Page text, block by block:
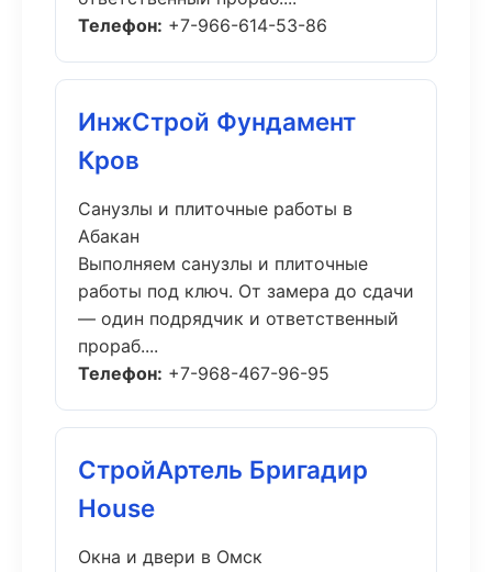
Телефон: +7-966-614-53-86
ИнжСтрой Фундамент
Кров
Санузлы и плиточные работы в
Абакан
Выполняем санузлы и плиточные
работы под ключ. От замера до сдачи
— один подрядчик и ответственный
прораб....
Телефон: +7-968-467-96-95
СтройАртель Бригадир
House
Окна и двери в Омск